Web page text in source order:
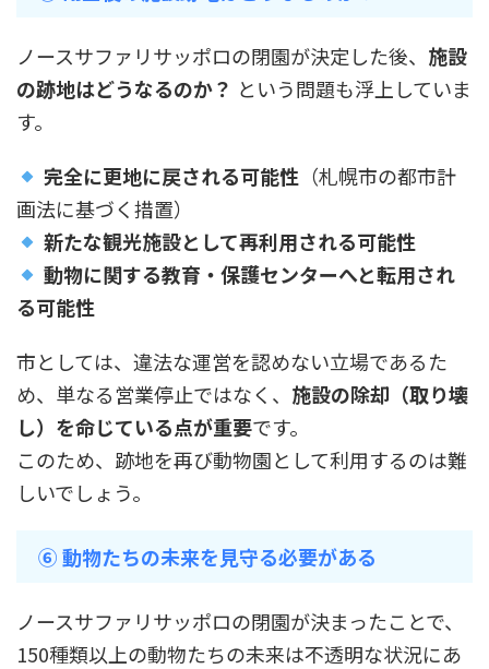
ノースサファリサッポロの閉園が決定した後、 施設
の跡地はどうなるのか？ という問題も浮上していま
す。
完全に更地に戻される可能性 （札幌市の都市計
画法に基づく措置）
新たな観光施設として再利用される可能性
動物に関する教育・保護センターへと転用され
る可能性
市としては、違法な運営を認めない立場であるた
め、単なる営業停止ではなく、 施設の除却（取り壊
し）を命じている点が重要です。
このため、跡地を再び動物園として利用するのは難
しいでしょう。
⑥ 動物たちの未来を見守る必要がある
ノースサファリサッポロの閉園が決まったことで、
150種類以上の動物たちの未来は不透明な状況にあ